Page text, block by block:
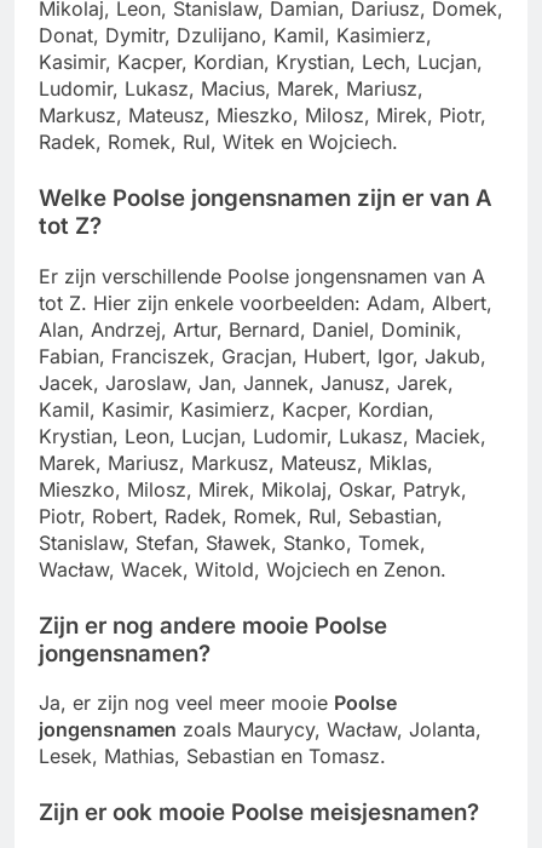
Mikolaj, Leon, Stanislaw, Damian, Dariusz, Domek,
Donat, Dymitr, Dzulijano, Kamil, Kasimierz,
Kasimir, Kacper, Kordian, Krystian, Lech, Lucjan,
Ludomir, Lukasz, Macius, Marek, Mariusz,
Markusz, Mateusz, Mieszko, Milosz, Mirek, Piotr,
Radek, Romek, Rul, Witek en Wojciech.
Welke Poolse jongensnamen zijn er van A
tot Z?
Er zijn verschillende Poolse jongensnamen van A
tot Z. Hier zijn enkele voorbeelden: Adam, Albert,
Alan, Andrzej, Artur, Bernard, Daniel, Dominik,
Fabian, Franciszek, Gracjan, Hubert, Igor, Jakub,
Jacek, Jaroslaw, Jan, Jannek, Janusz, Jarek,
Kamil, Kasimir, Kasimierz, Kacper, Kordian,
Krystian, Leon, Lucjan, Ludomir, Lukasz, Maciek,
Marek, Mariusz, Markusz, Mateusz, Miklas,
Mieszko, Milosz, Mirek, Mikolaj, Oskar, Patryk,
Piotr, Robert, Radek, Romek, Rul, Sebastian,
Stanislaw, Stefan, Sławek, Stanko, Tomek,
Wacław, Wacek, Witold, Wojciech en Zenon.
Zijn er nog andere mooie Poolse
jongensnamen?
Ja, er zijn nog veel meer mooie Poolse
jongensnamen zoals Maurycy, Wacław, Jolanta,
Lesek, Mathias, Sebastian en Tomasz.
Zijn er ook mooie Poolse meisjesnamen?